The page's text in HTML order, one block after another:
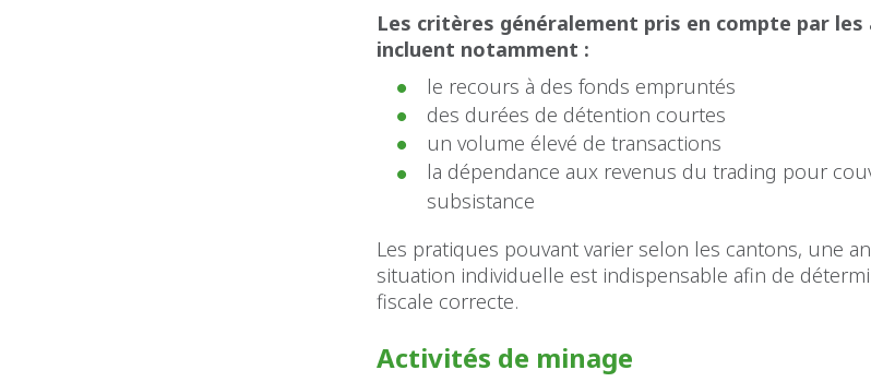
Les critères généralement pris en compte par
incluent notamment :
le recours à des fonds empruntés
des durées de détention courtes
un volume élevé de transactions
la dépendance aux revenus du trading pour
subsistance
Les pratiques pouvant varier selon les cantons, une
situation individuelle est indispensable afin de
fiscale correcte.
Activités de minage